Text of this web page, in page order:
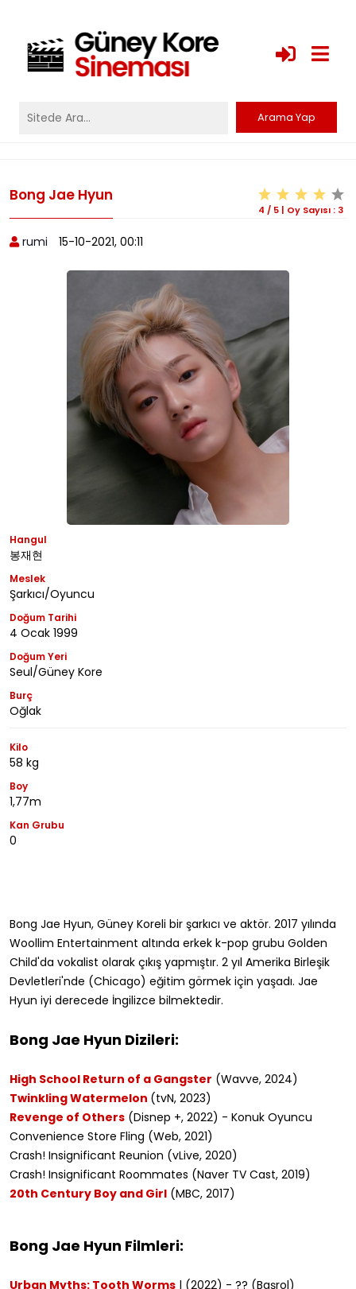
Bong Jae Hyun
4 / 5 | Oy Sayısı : 3
rumi 15-10-2021, 00:11
Hangul
봉재현
Meslek
Şarkıcı/Oyuncu
Doğum Tarihi
4 Ocak 1999
Doğum Yeri
Seul/Güney Kore
Burç
Oğlak
Kilo
58 kg
Boy
1,77m
Kan Grubu
0
Bong Jae Hyun, Güney Koreli bir şarkıcı ve aktör. 2017 yılında
Woollim Entertainment altında erkek k-pop grubu Golden
Child'da vokalist olarak çıkış yapmıştır. 2 yıl Amerika Birleşik
Devletleri'nde (Chicago) eğitim görmek için yaşadı. Jae
Hyun iyi derecede İngilizce bilmektedir.
Bong Jae Hyun Dizileri:
High School Return of a Gangster (Wavve, 2024)
Twinkling Watermelon (tvN, 2023)
Revenge of Others (Disnep +, 2022) - Konuk Oyuncu
Convenience Store Fling (Web, 2021)
Crash! Insignificant Reunion (vLive, 2020)
Crash! Insignificant Roommates (Naver TV Cast, 2019)
20th Century Boy and Girl (MBC, 2017)
Bong Jae Hyun Filmleri:
Urban Myths: Tooth Worms | (2022) - ?? (Başrol)